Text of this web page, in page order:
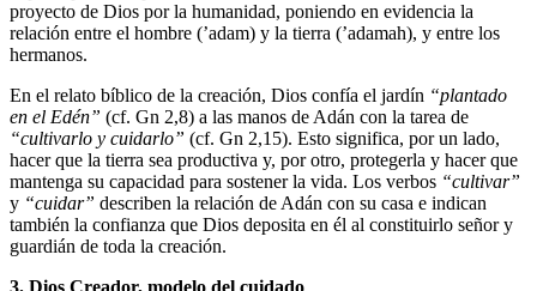
proyecto de Dios por la humanidad, poniendo en evidencia la
relación entre el hombre (’adam) y la tierra (’adamah), y entre los
hermanos.
En el relato bíblico de la creación, Dios confía el jardín “plantado
en el Edén” (cf. Gn 2,8) a las manos de Adán con la tarea de
“cultivarlo y cuidarlo” (cf. Gn 2,15). Esto significa, por un lado,
hacer que la tierra sea productiva y, por otro, protegerla y hacer que
mantenga su capacidad para sostener la vida. Los verbos “cultivar”
y “cuidar” describen la relación de Adán con su casa e indican
también la confianza que Dios deposita en él al constituirlo señor y
guardián de toda la creación.